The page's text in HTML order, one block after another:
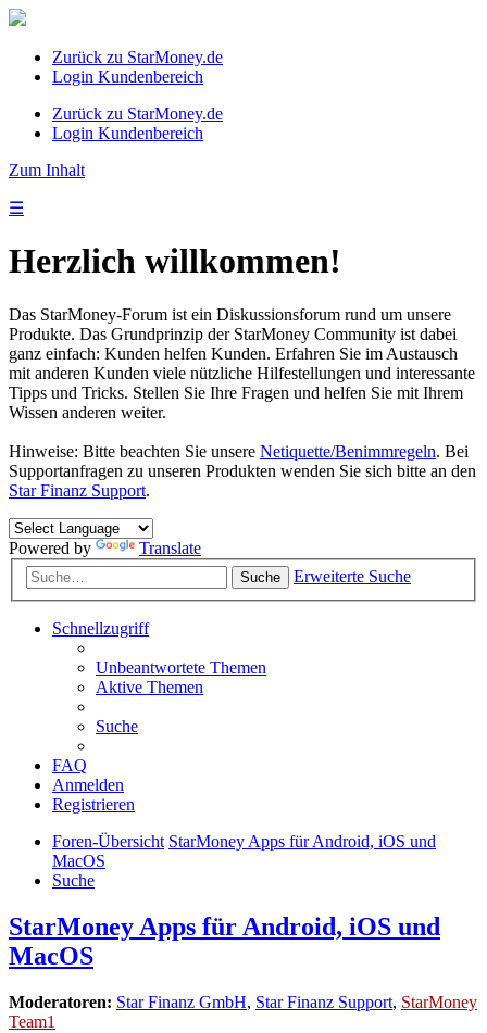
Zurück zu StarMoney.de
Login Kundenbereich
Zurück zu StarMoney.de
Login Kundenbereich
Zum Inhalt
☰
Herzlich willkommen!
Das StarMoney-Forum ist ein Diskussionsforum rund um unsere
Produkte. Das Grundprinzip der StarMoney Community ist dabei
ganz einfach: Kunden helfen Kunden. Erfahren Sie im Austausch
mit anderen Kunden viele nützliche Hilfestellungen und interessante
Tipps und Tricks. Stellen Sie Ihre Fragen und helfen Sie mit Ihrem
Wissen anderen weiter.
Hinweise: Bitte beachten Sie unsere Netiquette/Benimmregeln. Bei
Supportanfragen zu unseren Produkten wenden Sie sich bitte an den
Star Finanz Support.
Powered by Translate
Suche Erweiterte Suche
Schnellzugriff
Unbeantwortete Themen
Aktive Themen
Suche
FAQ
Anmelden
Registrieren
Foren-Übersicht StarMoney Apps für Android, iOS und
MacOS
Suche
StarMoney Apps für Android, iOS und
MacOS
Moderatoren: Star Finanz GmbH, Star Finanz Support, StarMoney
Team1